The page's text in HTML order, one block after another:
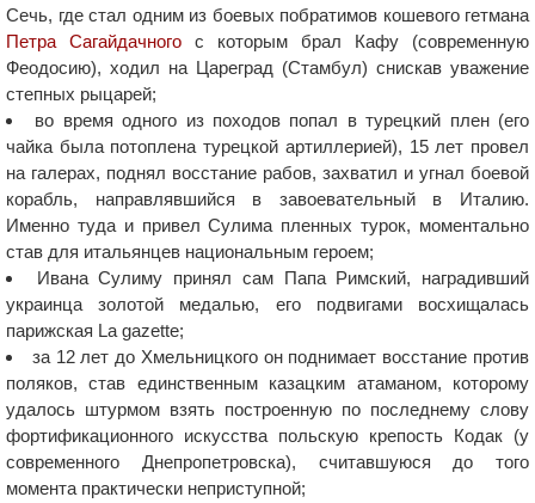
Сечь, где стал одним из боевых побратимов кошевого гетмана
Петра Сагайдачного с которым брал Кафу (современную
Феодосию), ходил на Цареград (Стамбул) снискав уважение
степных рыцарей;
во время одного из походов попал в турецкий плен (его
чайка была потоплена турецкой артиллерией), 15 лет провел
на галерах, поднял восстание рабов, захватил и угнал боевой
корабль, направлявшийся в завоевательный в Италию.
Именно туда и привел Сулима пленных турок, моментально
став для итальянцев национальным героем;
Ивана Сулиму принял сам Папа Римский, наградивший
украинца золотой медалью, его подвигами восхищалась
парижская La gazette;
за 12 лет до Хмельницкого он поднимает восстание против
поляков, став единственным казацким атаманом, которому
удалось штурмом взять построенную по последнему слову
фортификационного искусства польскую крепость Кодак (у
современного Днепропетровска), считавшуюся до того
момента практически неприступной;